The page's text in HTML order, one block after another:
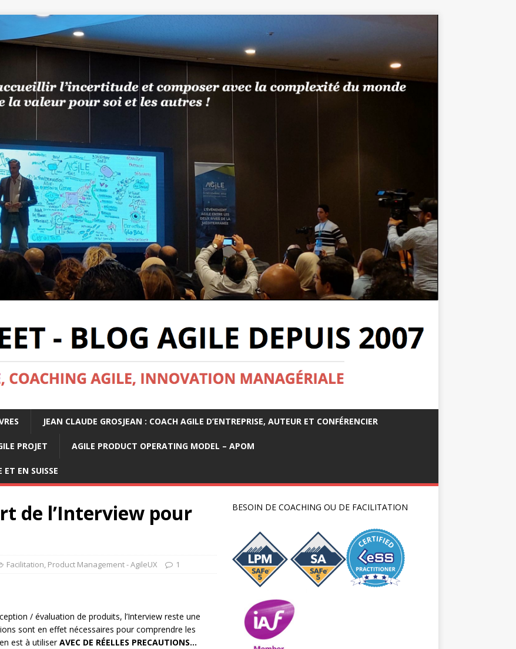
JEAN CLAUDE GROSJEAN : COACH AGILE D’ENTREPRISE, AUTEUR ET CONFÉRENCIER
PROJET AGILE PRODUCT OPERATING MODEL – APOM
ET EN SUISSE
de l’Interview pour
Facilitation, Product Management - AgileUX 1
/ évaluation de produits, l’Interview reste une
sont en effet nécessaires pour comprendre les
est à utiliserAVEC DE RÉELLES PRECAUTIONS…
BESOIN DE COACHING OU DE FACILITATION